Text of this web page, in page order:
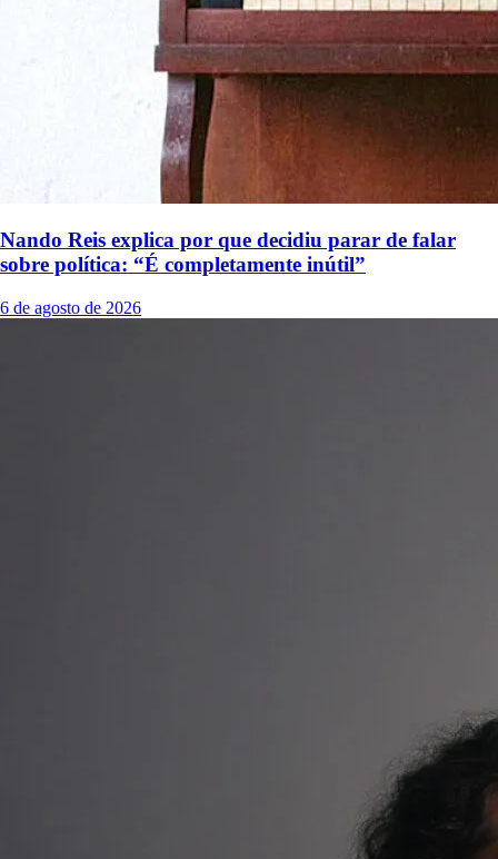
Nando Reis explica por que decidiu parar de falar
sobre política: “É completamente inútil”
6 de agosto de 2026